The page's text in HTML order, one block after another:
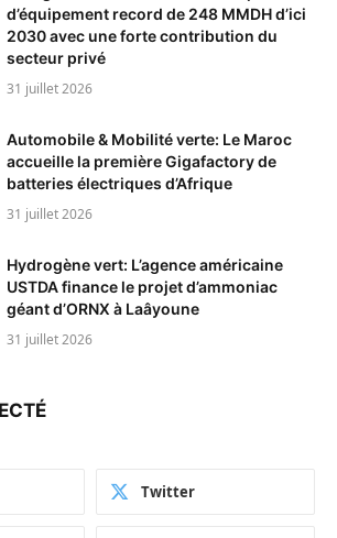
d’équipement record de 248 MMDH d’ici
2030 avec une forte contribution du
secteur privé
31 juillet 2026
Automobile & Mobilité verte: Le Maroc
accueille la première Gigafactory de
batteries électriques d’Afrique
31 juillet 2026
Hydrogène vert: L’agence américaine
USTDA finance le projet d’ammoniac
géant d’ORNX à Laâyoune
31 juillet 2026
Twitter